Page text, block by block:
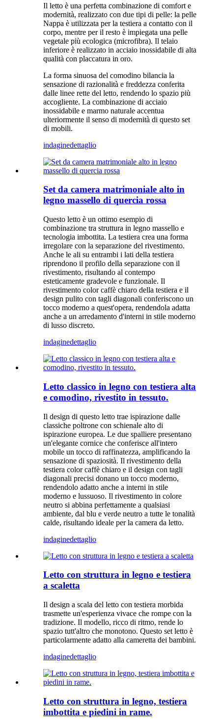
Il letto è una perfetta combinazione di comfort e
modernità, realizzato con due tipi di pelle: la pelle
Nappa è utilizzata per la testiera a contatto con il
corpo, mentre per il resto è impiegata una pelle
vegetale più ecologica (microfibra). Il telaio
inferiore è realizzato in acciaio inossidabile di alta
qualità con placcatura in oro.
La forma sinuosa del comodino bilancia la
sensazione di razionalità e freddezza conferita
dalle linee rette del letto, rendendo lo spazio più
accogliente. La combinazione di acciaio
inossidabile e marmo naturale accentua
ulteriormente il senso di modernità di questo set
di mobili.
indaginedettaglio
Set da camera matrimoniale alto in
legno massello di quercia rossa
Questo letto è un ottimo esempio di
combinazione tra struttura in legno massello e
tecnologia imbottita. La testiera crea una forma
irregolare con la separazione del rivestimento.
Anche le ali su entrambi i lati della testiera
riprendono il profilo della separazione con il
rivestimento, risultando al contempo
esteticamente gradevole e funzionale. Il
rivestimento color caffè chiaro della testiera e il
design pulito con tagli diagonali conferiscono un
tocco moderno a quest'opera, rendendola adatta
anche a un arredamento d'interni in stile moderno
di lusso discreto.
indaginedettaglio
Letto classico in legno con testiera alta
e comodino, rivestito in tessuto.
Il design di questo letto trae ispirazione dalle
classiche poltrone con schienale alto di
ispirazione europea. Le due spalliere presentano
un'elegante cornice che conferisce all'intero
mobile un tocco di raffinatezza, amplificando la
sensazione di spaziosità. Il rivestimento della
testiera color caffè chiaro e il design con tagli
diagonali precisi donano un tocco moderno,
rendendolo adatto anche a interni in stile
moderno e lussuoso. Il rivestimento in colore
neutro si abbina perfettamente a qualsiasi
ambiente, dal blu e verde neutro a tutte le tonalità
calde, risultando ideale per la camera da letto.
indaginedettaglio
Letto con struttura in legno e testiera
a scaletta
Il design a scala del letto con testiera morbida
trasmette un'esperienza vivace che rompe con la
tradizione. Il modello, ricco di ritmo, rende lo
spazio tutt'altro che monotono. Questo set letto è
particolarmente adatto alla cameretta dei bambini.
indaginedettaglio
Letto con struttura in legno, testiera
imbottita e piedini in rame.